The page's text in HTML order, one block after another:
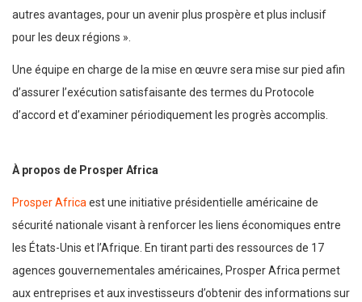
autres avantages, pour un avenir plus prospère et plus inclusif
pour les deux régions ».
Une équipe en charge de la mise en œuvre sera mise sur pied afin
d’assurer l’exécution satisfaisante des termes du Protocole
d’accord et d’examiner périodiquement les progrès accomplis.
À propos de Prosper Africa
Prosper Africaest une initiative présidentielle américaine de
sécurité nationale visant à renforcer les liens économiques entre
les États-Unis et l’Afrique. En tirant parti des ressources de 17
agences gouvernementales américaines, Prosper Africa permet
aux entreprises et aux investisseurs d’obtenir des informations sur